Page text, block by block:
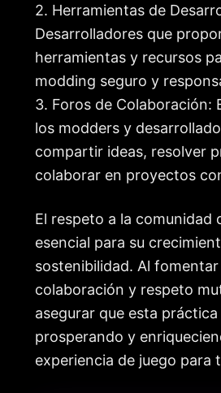
2. Herramientas de
Desarrolladores que
herramientas y recursos
modding seguro y
3. Foros de Colaboración:
los modders y
compartir ideas, resolver
colaborar en proyectos
El respeto a la comunidad
esencial para su
sostenibilidad. Al
colaboración y respeto
asegurar que esta
prosperando y
experiencia de juego para